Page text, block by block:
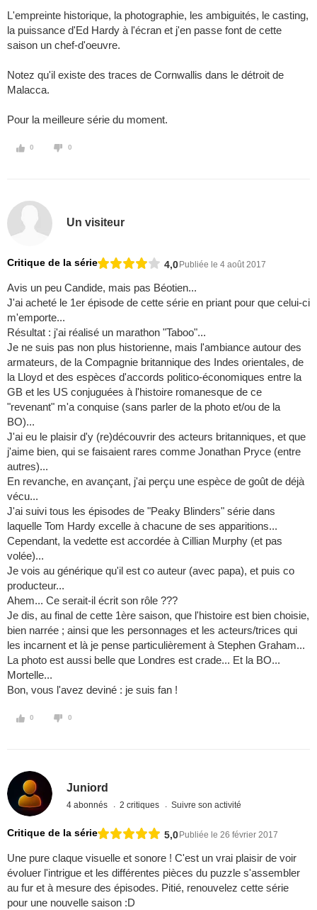
L'empreinte historique, la photographie, les ambiguités, le casting,
la puissance d'Ed Hardy à l'écran et j'en passe font de cette
saison un chef-d'oeuvre.
Notez qu'il existe des traces de Cornwallis dans le détroit de
Malacca.
Pour la meilleure série du moment.
0 0
Un visiteur
Critique de la série 4,0 Publiée le 4 août 2017
Avis un peu Candide, mais pas Béotien...
J'ai acheté le 1er épisode de cette série en priant pour que celui-ci
m'emporte...
Résultat : j'ai réalisé un marathon "Taboo"...
Je ne suis pas non plus historienne, mais l'ambiance autour des
armateurs, de la Compagnie britannique des Indes orientales, de
la Lloyd et des espèces d'accords politico-économiques entre la
GB et les US conjuguées à l'histoire romanesque de ce
"revenant" m'a conquise (sans parler de la photo et/ou de la
BO)...
J'ai eu le plaisir d'y (re)découvrir des acteurs britanniques, et que
j'aime bien, qui se faisaient rares comme Jonathan Pryce (entre
autres)...
En revanche, en avançant, j'ai perçu une espèce de goût de déjà
vécu...
J'ai suivi tous les épisodes de "Peaky Blinders" série dans
laquelle Tom Hardy excelle à chacune de ses apparitions...
Cependant, la vedette est accordée à Cillian Murphy (et pas
volée)...
Je vois au générique qu'il est co auteur (avec papa), et puis co
producteur...
Ahem... Ce serait-il écrit son rôle ???
Je dis, au final de cette 1ère saison, que l'histoire est bien choisie,
bien narrée ; ainsi que les personnages et les acteurs/trices qui
les incarnent et là je pense particulièrement à Stephen Graham...
La photo est aussi belle que Londres est crade... Et la BO...
Mortelle...
Bon, vous l'avez deviné : je suis fan !
0 0
Juniord
4 abonnés 2 critiques Suivre son activité
Critique de la série 5,0 Publiée le 26 février 2017
Une pure claque visuelle et sonore ! C'est un vrai plaisir de voir
évoluer l'intrigue et les différentes pièces du puzzle s'assembler
au fur et à mesure des épisodes. Pitié, renouvelez cette série
pour une nouvelle saison :D